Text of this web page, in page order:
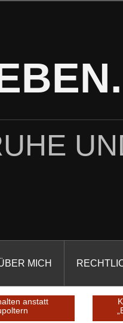
MICH
anstatt